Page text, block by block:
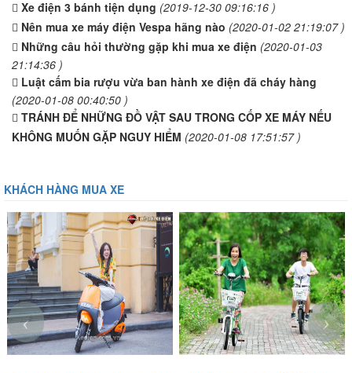
Xe điện 3 bánh tiện dụng (2019-12-30 09:16:16 )
Nên mua xe máy điện Vespa hãng nào (2020-01-02 21:19:07 )
Những câu hỏi thường gặp khi mua xe điện (2020-01-03
21:14:36 )
Luật cấm bia rượu vừa ban hành xe điện đã cháy hàng
(2020-01-08 00:40:50 )
TRÁNH ĐỂ NHỮNG ĐỒ VẬT SAU TRONG CỐP XE MÁY NẾU
KHÔNG MUỐN GẶP NGUY HIỂM (2020-01-08 17:51:57 )
KHÁCH HÀNG MUA XE
‹ ›